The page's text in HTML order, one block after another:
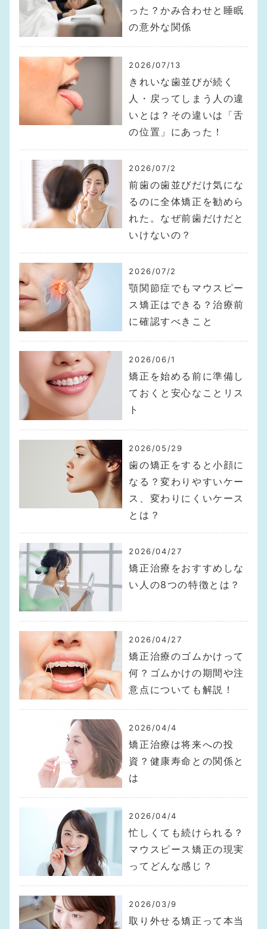
った？かみ合わせと睡眠
の意外な関係
2026/07/13
きれいな歯並びが続く
人・戻ってしまう人の違
いとは？その違いは「舌
の位置」にあった！
2026/07/2
前歯の歯並びだけ気にな
るのに全体矯正を勧めら
れた。なぜ前歯だけだと
いけないの？
2026/07/2
顎関節症でもマウスピー
ス矯正はできる？治療前
に確認すべきこと
2026/06/1
矯正を始める前に準備し
ておくと安心なことリス
ト
2026/05/29
歯の矯正をすると小顔に
なる？変わりやすいケー
ス、変わりにくいケース
とは？
2026/04/27
矯正治療をおすすめしな
い人の8つの特徴とは？
2026/04/27
矯正治療のゴムかけって
何？ゴムかけの期間や注
意点についても解説！
2026/04/4
矯正治療は将来への投
資？健康寿命との関係と
は
2026/04/4
忙しくても続けられる？
マウスピース矯正の現実
ってどんな感じ？
2026/03/9
取り外せる矯正って本当